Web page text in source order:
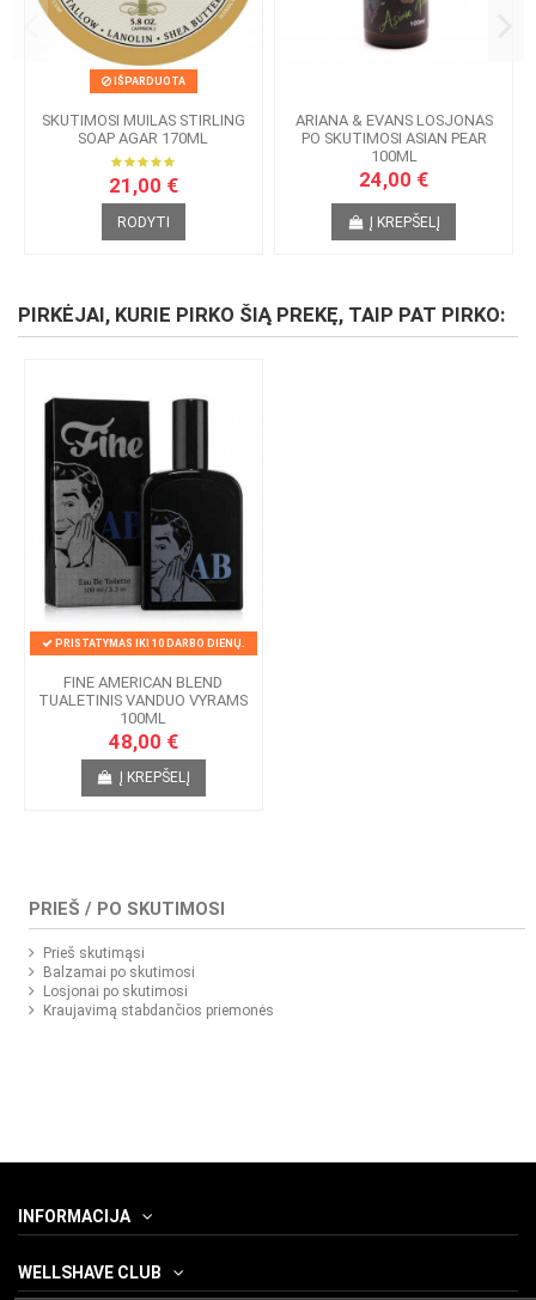
IŠPARDUOTA
SKUTIMOSI MUILAS STIRLING
SOAP AGAR 170ML
21,00 €
RODYTI
ARIANA & EVANS LOSJONAS
PO SKUTIMOSI ASIAN PEAR
100ML
24,00 €
Į KREPŠELĮ
PIRKĖJAI, KURIE PIRKO ŠIĄ PREKĘ, TAIP PAT PIRKO:
PRISTATYMAS IKI 10 DARBO DIENŲ.
FINE AMERICAN BLEND
TUALETINIS VANDUO VYRAMS
100ML
48,00 €
Į KREPŠELĮ
PRIEŠ / PO SKUTIMOSI
Prieš skutimąsi
Balzamai po skutimosi
Losjonai po skutimosi
Kraujavimą stabdančios priemonės
INFORMACIJA
WELLSHAVE CLUB